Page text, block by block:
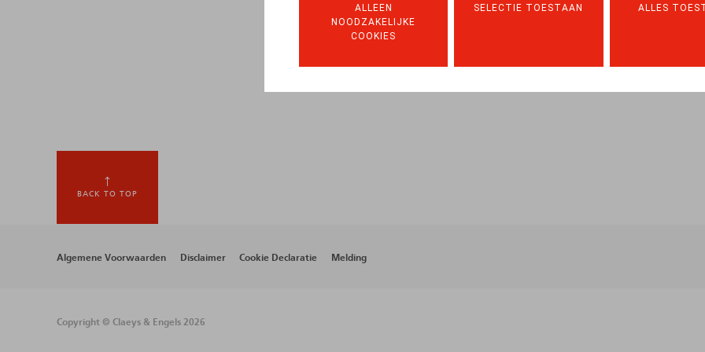
ALLEEN
NOODZAKELIJKE
COOKIES
SELECTIE TOESTAAN ALLES
BACK TO TOP
Footer
Algemene Voorwaarden Disclaimer Cookie Declaratie Melding
Copyright © Claeys & Engels 2026